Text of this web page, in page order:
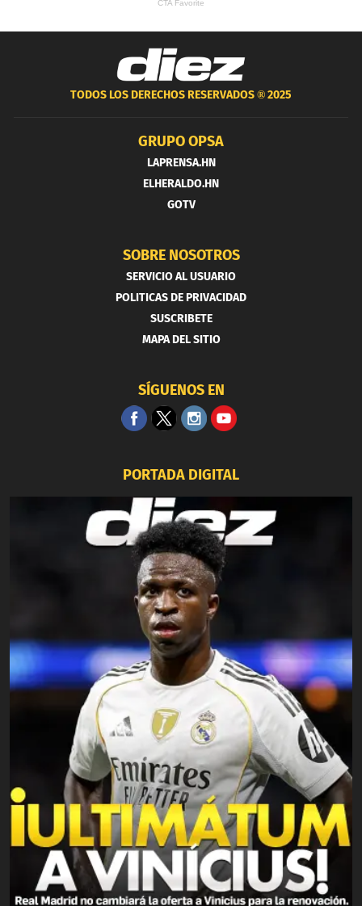
TODOS LOS DERECHOS RESERVADOS ®2025
GRUPO OPSA
LAPRENSA.HN
ELHERALDO.HN
GOTV
SOBRE NOSOTROS
SERVICIO AL USUARIO
POLITICAS DE PRIVACIDAD
SUSCRIBETE
MAPA DEL SITIO
SÍGUENOS EN
PORTADA DIGITAL